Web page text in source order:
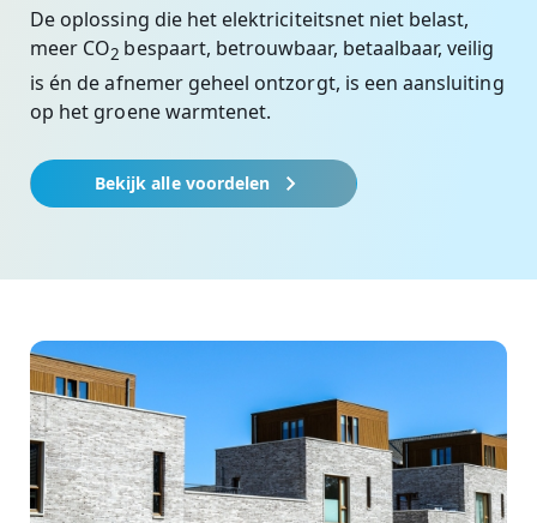
De oplossing die het elektriciteitsnet niet belast,
meer CO2 bespaart, betrouwbaar, betaalbaar, veilig
is én de afnemer geheel ontzorgt, is een aansluiting
op het groene warmtenet.
Bekijk alle voordelen